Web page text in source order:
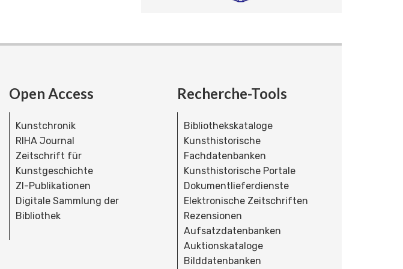
Open Access
Kunstchronik
RIHA Journal
Zeitschrift für
Kunstgeschichte
ZI-Publikationen
Digitale Sammlung der
Bibliothek
Recherche-Tools
Bibliothekskataloge
Kunsthistorische
Fachdatenbanken
Kunsthistorische Portale
Dokumentlieferdienste
Elektronische Zeitschriften
Rezensionen
Aufsatzdatenbanken
Auktionskataloge
Bilddatenbanken